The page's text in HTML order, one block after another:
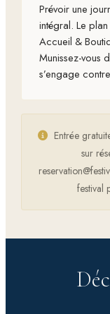
Prévoir une
intégral. Le
Accueil &
Munissez-vous
s’engage
Entrée
sur
festival